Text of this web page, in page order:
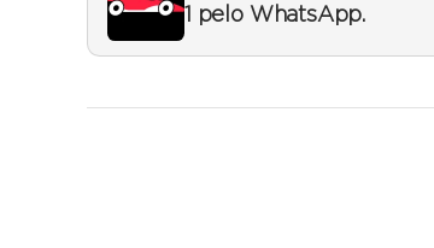
1 pelo WhatsApp.